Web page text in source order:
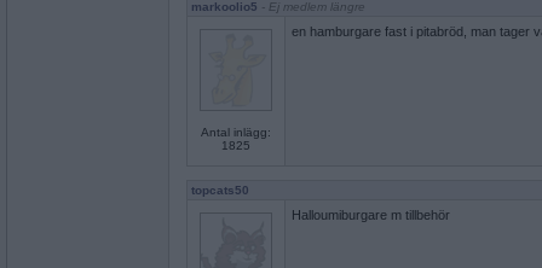
markoolio5 - Ej medlem längre
Antal inlägg:
1825
en hamburgare fast i pitabröd, man tager
topcats50
Halloumiburgare m tillbehör